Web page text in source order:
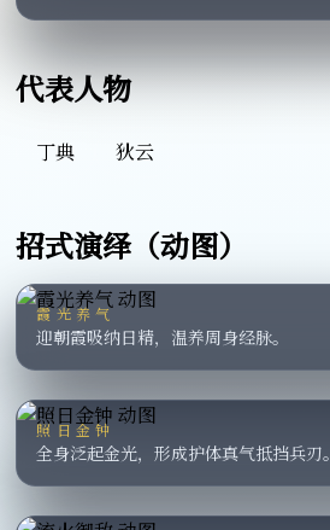
代表人物
丁典 狄云
招式演绎（动图）
霞光养气
迎朝霞吸纳日精，温养周身经脉。
照日金钟
全身泛起金光，形成护体真气抵挡兵刃。